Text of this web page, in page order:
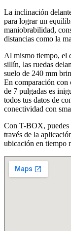
La inclinación
para lograr un
maniobrabilidad,
distancias como la
Al mismo tiempo, el
sillín, las ruedas
suelo de 240 mm
En comparación con
de 7 pulgadas es
todos tus datos de
conectividad con
Con T-BOX, puedes
través de la
ubicación en tiempo